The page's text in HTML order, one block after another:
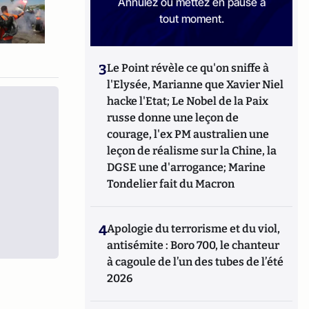
tout moment.
3Le Point révèle ce qu'on sniffe à
l'Elysée, Marianne que Xavier Niel
hacke l'Etat; Le Nobel de la Paix
russe donne une leçon de
courage, l'ex PM australien une
leçon de réalisme sur la Chine, la
DGSE une d'arrogance; Marine
Tondelier fait du Macron
4Apologie du terrorisme et du viol,
antisémite : Boro 700, le chanteur
à cagoule de l’un des tubes de l’été
2026